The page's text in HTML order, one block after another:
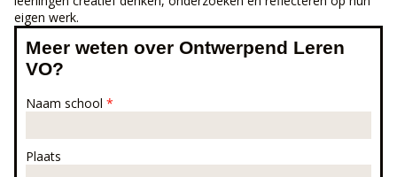
eigen werk.
Meer weten over Ontwerpend Leren
VO?
Naam school *
Plaats